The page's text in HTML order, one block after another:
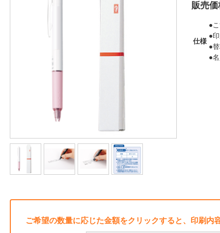
販売価
仕様
●
●
●
●
ご希望の数量に応じた金額をクリックすると、印刷内